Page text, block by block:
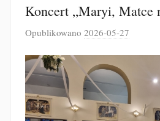
Koncert „Maryi, Matce
Opublikowano 2026-05-27
e
J